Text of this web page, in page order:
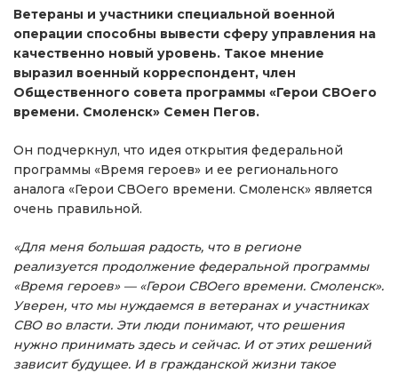
Ветераны и участники специальной военной
операции способны вывести сферу управления на
качественно новый уровень. Такое мнение
выразил военный корреспондент, член
Общественного совета программы «Герои СВОего
времени. Смоленск» Семен Пегов.
Он подчеркнул, что идея открытия федеральной
программы «Время героев» и ее регионального
аналога «Герои СВОего времени. Смоленск» является
очень правильной.
«Для меня большая радость, что в регионе
реализуется продолжение федеральной программы
«Время героев» — «Герои СВОего времени. Смоленск».
Уверен, что мы нуждаемся в ветеранах и участниках
СВО во власти. Эти люди понимают, что решения
нужно принимать здесь и сейчас. И от этих решений
зависит будущее. И в гражданской жизни такое